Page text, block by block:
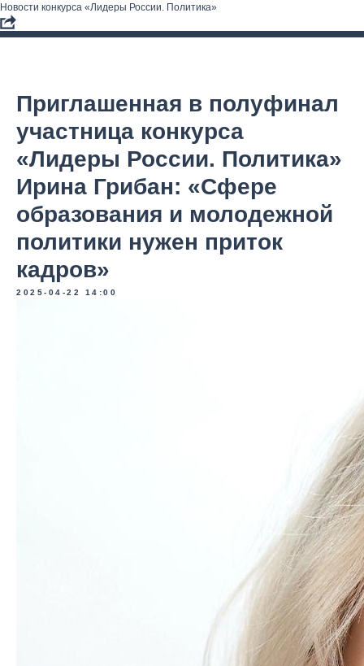
Новости конкурса «Лидеры России. Политика»
Приглашенная в полуфинал
участница конкурса
«Лидеры России. Политика»
Ирина Грибан: «Сфере
образования и молодежной
политики нужен приток
кадров»
2025-04-22 14:00